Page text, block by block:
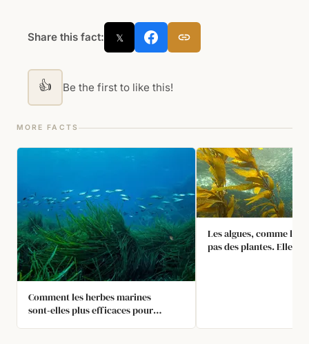
Share this fact: 𝕏
👍 Be the first to like this!
MORE FACTS
Comment les herbes marines
sont‑elles plus efficaces pour
Les algues, comme le
pas des plantes. Elles